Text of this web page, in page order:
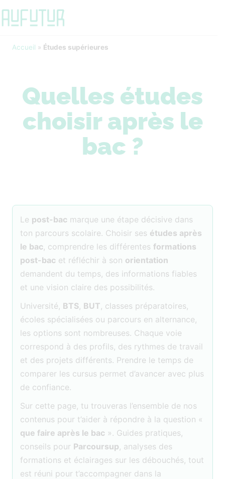
Accueil » Études supérieures
Quelles études
choisir après le
bac ?
Le post-bac marque une étape décisive dans
ton parcours scolaire. Choisir ses études après
le bac, comprendre les différentes formations
post-bac et réfléchir à son orientation
demandent du temps, des informations fiables
et une vision claire des possibilités.
Université, BTS, BUT, classes préparatoires,
écoles spécialisées ou parcours en alternance,
les options sont nombreuses. Chaque voie
correspond à des profils, des rythmes de travail
et des projets différents. Prendre le temps de
comparer les cursus permet d’avancer avec plus
de confiance.
Sur cette page, tu trouveras l’ensemble de nos
contenus pour t’aider à répondre à la question «
que faire après le bac ». Guides pratiques,
conseils pour Parcoursup, analyses des
formations et éclairages sur les débouchés, tout
est réuni pour t’accompagner dans la